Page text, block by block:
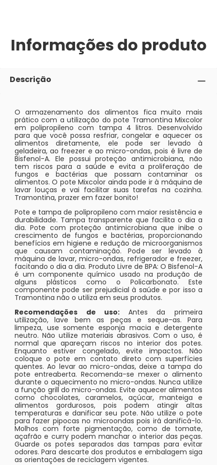
Informações do produto
Descrição
O armazenamento dos alimentos fica muito mais
prático com a utilização do pote Tramontina Mixcolor
em polipropileno com tampa 4 litros. Desenvolvido
para que você possa resfriar, congelar e aquecer os
alimentos diretamente, ele pode ser levado à
geladeira, ao freezer e ao micro-ondas, pois é livre de
Bisfenol-A. Ele possui proteção antimicrobiana, não
tem riscos para a saúde e evita a proliferação de
fungos e bactérias que possam contaminar os
alimentos. O pote Mixcolor ainda pode ir à máquina de
lavar louças e vai facilitar suas tarefas na cozinha.
Tramontina, prazer em fazer bonito!
Pote e tampa de polipropileno com maior resistência e
durabilidade. Tampa transparente que facilita o dia a
dia. Pote com proteção antimicrobiana que inibe o
crescimento de fungos e bactérias, proporcionando
benefícios em higiene e redução de microorganismos
que causam contaminação. Pode ser levado à
máquina de lavar, micro-ondas, refrigerador e freezer,
facitando o dia a dia. Produto Livre de BPA: O Bisfenol-A
é um componente químico usado na produção de
alguns plásticos como o Policarbonato. Este
componente pode ser prejudicial à saúde e por isso a
Tramontina não o utiliza em seus produtos.
Recomendações de uso: Antes da primeira
utilização, lave bem as peças e seque-as. Para
limpeza, use somente esponja macia e detergente
neutro. Não utilize materiais abrasivos. Com o uso, é
normal que apareçam riscos no interior dos potes.
Enquanto estiver congelado, evite impactos. Não
coloque o pote em contato direto com superfícies
quentes. Ao levar ao micro-ondas, deixe a tampa do
pote entreaberta. Recomenda-se mexer o alimento
durante o aquecimento no micro-ondas. Nunca utilize
a função grill do micro-ondas. Evite aquecer alimentos
como chocolates, caramelos, açúcar, manteiga e
alimentos gordurosos, pois podem atingir altas
temperaturas e danificar seu pote. Não utilize o pote
para fazer pipocas no microondas pois irá danificá-lo.
Molhos com forte pigmentação, como de tomate,
açafrão e curry podem manchar o interior das peças.
Guarde os potes separados das tampas para evitar
odores. Para descarte dos produtos e embalagem siga
as orientações de reciclagem vigentes.